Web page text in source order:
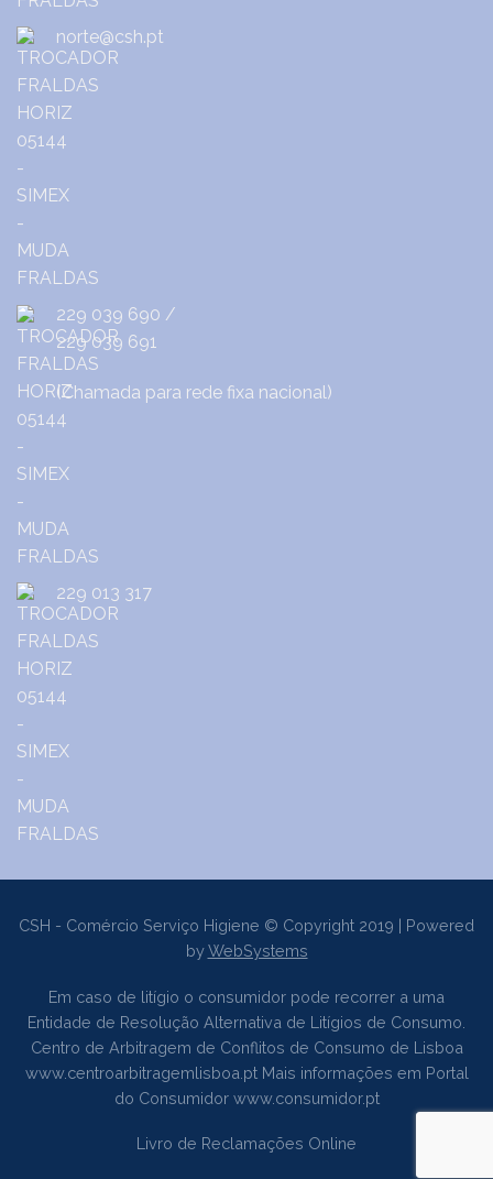
norte@csh.pt
229 039 690 /
229 039 691
(Chamada para rede fixa nacional)
229 013 317
CSH - Comércio Serviço Higiene © Copyright 2019 | Powered
byWebSystems
Em caso de litígio o consumidor pode recorrer a uma
Entidade de Resolução Alternativa de Litígios de Consumo.
Centro de Arbitragem de Conflitos de Consumo de Lisboa
www.centroarbitragemlisboa.ptMais informações em Portal
do Consumidor www.consumidor.pt
Livro de Reclamações Online